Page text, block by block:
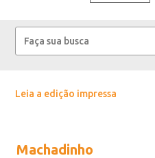
Leia a edição impressa
Machadinho